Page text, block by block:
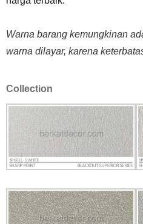
Warna barang kemungkinan
warna dilayar, karena
Collection